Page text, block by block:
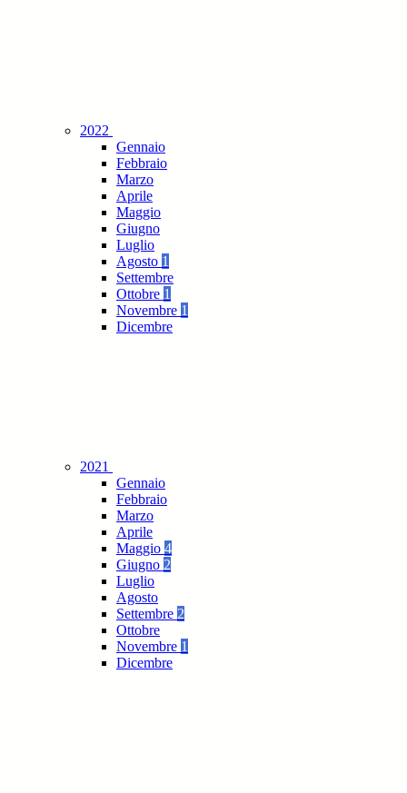
2022
Gennaio
Febbraio
Marzo
Aprile
Maggio
Giugno
Luglio
Agosto 1
Settembre
Ottobre 1
Novembre 1
Dicembre
2021
Gennaio
Febbraio
Marzo
Aprile
Maggio 4
Giugno 2
Luglio
Agosto
Settembre 2
Ottobre
Novembre 1
Dicembre